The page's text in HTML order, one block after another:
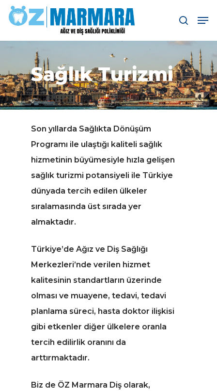
Skip
search
Sağlık Turizmi
Son yıllarda Sağlıkta Dönüşüm
Programı ile ulaştığı kaliteli sağlık
hizmetinin büyümesiyle hızla gelişen
sağlık turizmi potansiyeli ile Türkiye
dünyada tercih edilen ülkeler
sıralamasında üst sırada yer
almaktadır.
Türkiye’de Ağız ve Diş Sağlığı
Merkezleri’nde verilen hizmet
kalitesinin standartların üzerinde
olması ve muayene, tedavi, tedavi
planlama süreci, hasta doktor ilişkisi
gibi etkenler diğer ülkelere oranla
tercih edilirlik oranını da
arttırmaktadır.
Biz de ÖZ Marmara Diş olarak,